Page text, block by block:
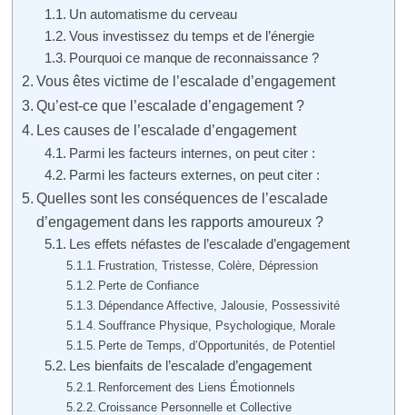
Un automatisme du cerveau
Vous investissez du temps et de l’énergie
Pourquoi ce manque de reconnaissance ?
Vous êtes victime de l’escalade d’engagement
Qu’est-ce que l’escalade d’engagement ?
Les causes de l’escalade d’engagement
Parmi les facteurs internes, on peut citer :
Parmi les facteurs externes, on peut citer :
Quelles sont les conséquences de l’escalade
d’engagement dans les rapports amoureux ?
Les effets néfastes de l’escalade d’engagement
Frustration, Tristesse, Colère, Dépression
Perte de Confiance
Dépendance Affective, Jalousie, Possessivité
Souffrance Physique, Psychologique, Morale
Perte de Temps, d’Opportunités, de Potentiel
Les bienfaits de l’escalade d’engagement
Renforcement des Liens Émotionnels
Croissance Personnelle et Collective